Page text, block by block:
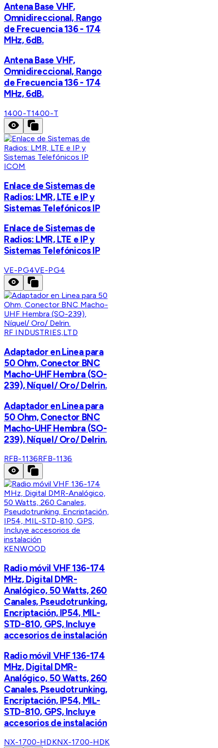
Antena Base VHF,
Omnidireccional, Rango
de Frecuencia 136 - 174
MHz, 6dB.
Antena Base VHF,
Omnidireccional, Rango
de Frecuencia 136 - 174
MHz, 6dB.
1400-T1400-T
ICOM
Enlace de Sistemas de
Radios: LMR, LTE e IP y
Sistemas Telefónicos IP
Enlace de Sistemas de
Radios: LMR, LTE e IP y
Sistemas Telefónicos IP
VE-PG4VE-PG4
RF INDUSTRIES,LTD
Adaptador en Linea para
50 Ohm, Conector BNC
Macho-UHF Hembra (SO-
239), Níquel/ Oro/ Delrin.
Adaptador en Linea para
50 Ohm, Conector BNC
Macho-UHF Hembra (SO-
239), Níquel/ Oro/ Delrin.
RFB-1136RFB-1136
KENWOOD
Radio móvil VHF 136-174
MHz, Digital DMR-
Analógico, 50 Watts, 260
Canales, Pseudotrunking,
Encriptación, IP54, MIL-
STD-810, GPS, Incluye
accesorios de instalación
Radio móvil VHF 136-174
MHz, Digital DMR-
Analógico, 50 Watts, 260
Canales, Pseudotrunking,
Encriptación, IP54, MIL-
STD-810, GPS, Incluye
accesorios de instalación
NX-1700-HDKNX-1700-HDK